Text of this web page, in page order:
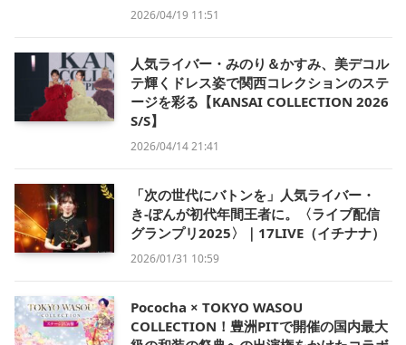
2026/04/19 11:51
人気ライバー・みのり＆かすみ、美デコル
テ輝くドレス姿で関西コレクションのステ
ージを彩る【KANSAI COLLECTION 2026
S/S】
2026/04/14 21:41
「次の世代にバトンを」人気ライバー・
き-ぽんが初代年間王者に。〈ライブ配信
グランプリ2025〉｜17LIVE（イチナナ）
2026/01/31 10:59
Pococha × TOKYO WASOU
COLLECTION！豊洲PITで開催の国内最大